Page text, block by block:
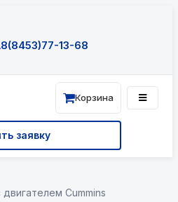
8(8453)77-13-68
заявку
Корзина
Cummins